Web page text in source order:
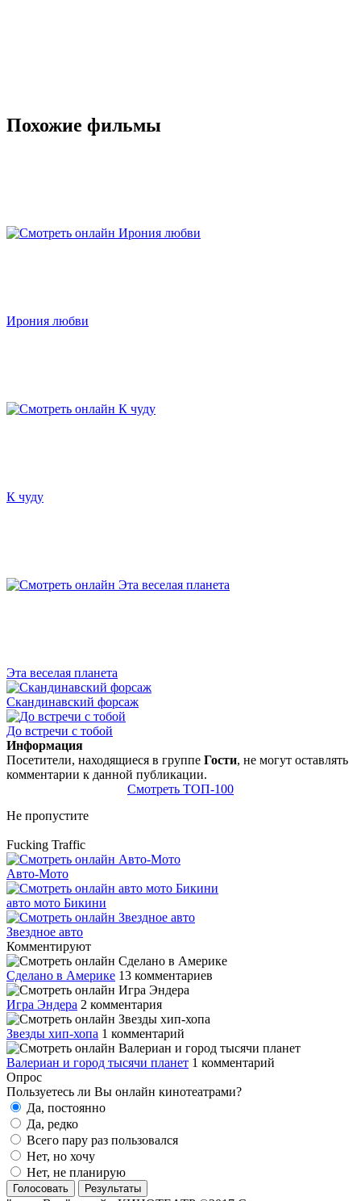
Похожие фильмы
Ирония любви
К чуду
Эта веселая планета
Скандинавский форсаж
До встречи с тобой
Информация
Посетители, находящиеся в группе Гости, не могут оставлять
комментарии к данной публикации.
Смотреть ТОП-100
Не пропустите
Fucking Traffic
Авто-Мото
авто мото Бикини
Звездное авто
Комментируют
Сделано в Америке 13 комментариев
Игра Эндера 2 комментария
Звезды хип-хопа 1 комментарий
Валериан и город тысячи планет 1 комментарий
Опрос
Пользуетесь ли Вы онлайн кинотеатрами?
Да, постоянно
Да, редко
Всего пару раз пользовался
Нет, но хочу
Нет, не планирую
Голосовать Результаты